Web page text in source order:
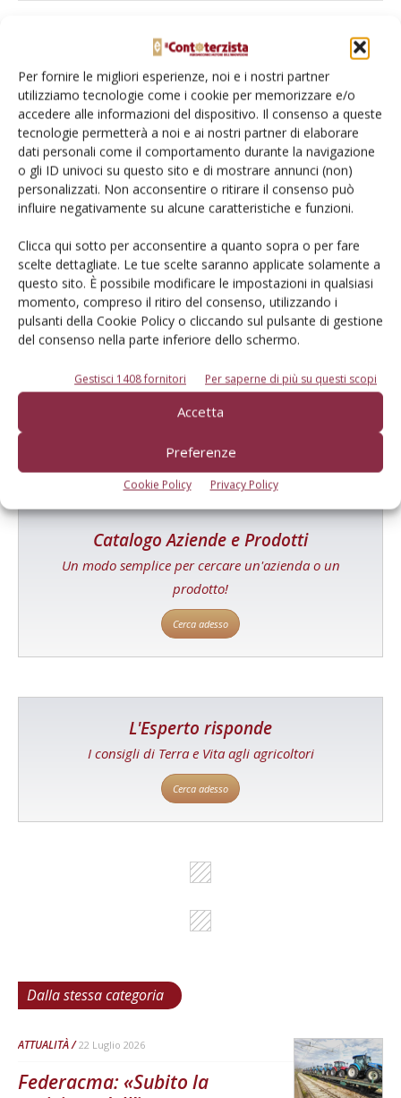
Per fornire le migliori esperienze, noi e i nostri partner
utilizziamo tecnologie come i cookie per memorizzare e/o
accedere alle informazioni del dispositivo. Il consenso a queste
tecnologie permetterà a noi e ai nostri partner di elaborare
dati personali come il comportamento durante la navigazione
o gli ID univoci su questo sito e di mostrare annunci (non)
personalizzati. Non acconsentire o ritirare il consenso può
influire negativamente su alcune caratteristiche e funzioni.
Clicca qui sotto per acconsentire a quanto sopra o per fare
scelte dettagliate. Le tue scelte saranno applicate solamente a
questo sito. È possibile modificare le impostazioni in qualsiasi
momento, compreso il ritiro del consenso, utilizzando i
pulsanti della Cookie Policy o cliccando sul pulsante di gestione
del consenso nella parte inferiore dello schermo.
Gestisci 1408 fornitori Per saperne di più su questi scopi
Accetta
Preferenze
Cookie Policy Privacy Policy
Salva il mio nome, email e sito web in questo browser per la
prossima volta che commento.
E-magazine
Tecniche, prodotti e servizi dalle aziende
Catalogo Aziende e Prodotti
Un modo semplice per cercare un'azienda o un
prodotto!
Cerca adesso
L'Esperto risponde
I consigli di Terra e Vita agli agricoltori
Cerca adesso
Dalla stessa categoria
ATTUALITÀ 22 Luglio 2026
Federacma: «Subito la